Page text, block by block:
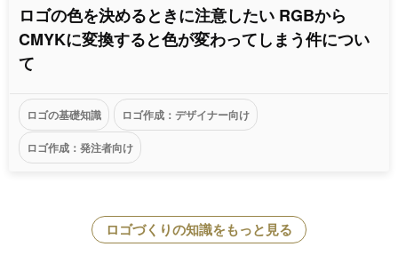
ロゴの色を決めるときに注意したい RGBから
CMYKに変換すると色が変わってしまう件につい
て
ロゴの基礎知識 ロゴ作成：デザイナー向け
ロゴ作成：発注者向け
ロゴづくりの知識をもっと見る